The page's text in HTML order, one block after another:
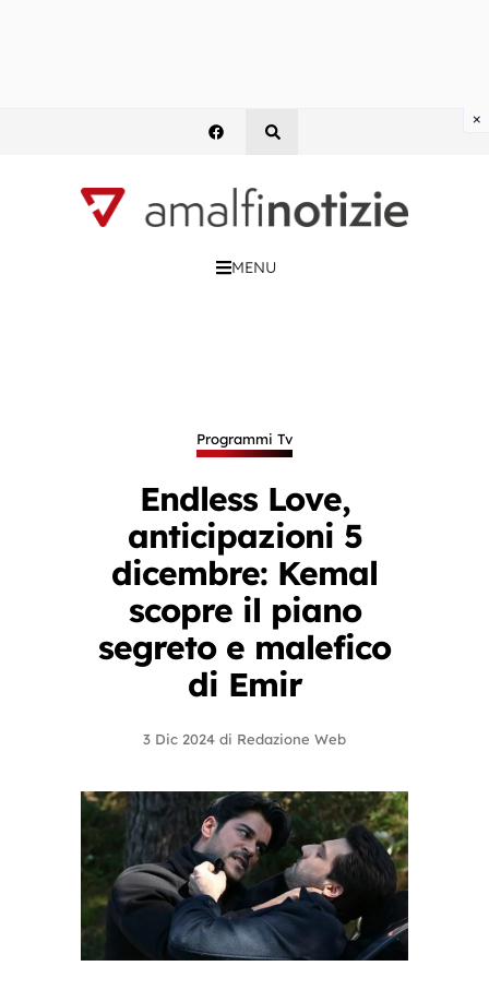
MENU
Programmi Tv
Endless Love,
anticipazioni 5
dicembre: Kemal
scopre il piano
segreto e malefico
di Emir
3 Dic 2024 di Redazione Web
×